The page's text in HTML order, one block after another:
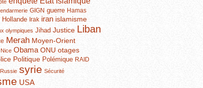
GIGN guerre Hamas
Hollande Irak iran islamisme
olympiques Jihad Justice Liban
Merah Moyen-Orient
Nice Obama ONU otages
Politique Polémique RAID
Russie syrie Sécurité
USA